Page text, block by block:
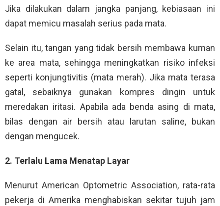
Jika dilakukan dalam jangka panjang, kebiasaan ini
dapat memicu masalah serius pada mata.
Selain itu, tangan yang tidak bersih membawa kuman
ke area mata, sehingga meningkatkan risiko infeksi
seperti konjungtivitis (mata merah). Jika mata terasa
gatal, sebaiknya gunakan kompres dingin untuk
meredakan iritasi. Apabila ada benda asing di mata,
bilas dengan air bersih atau larutan saline, bukan
dengan mengucek.
2. Terlalu Lama Menatap Layar
Menurut American Optometric Association, rata-rata
pekerja di Amerika menghabiskan sekitar tujuh jam